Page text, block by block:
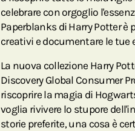
celebrare con orgoglio
Paperblanks di Harry Potter
creativi e documentare le tue
La nuova collezione Harry
Discovery Global Consumer
riscoprire la magia di
voglia rivivere lo stupore
storie preferite, una cosa è